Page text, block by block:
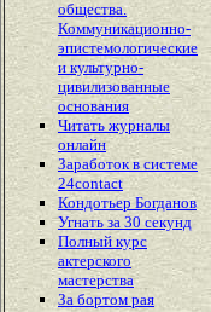
общества.
Коммуникационно-
эпистемологические
и культурно-
цивилизованные
основания
Читать журналы
онлайн
Заработок в системе
24contact
Кондотьер Богданов
Угнать за 30 секунд
Полный курс
актерского
мастерства
За бортом рая